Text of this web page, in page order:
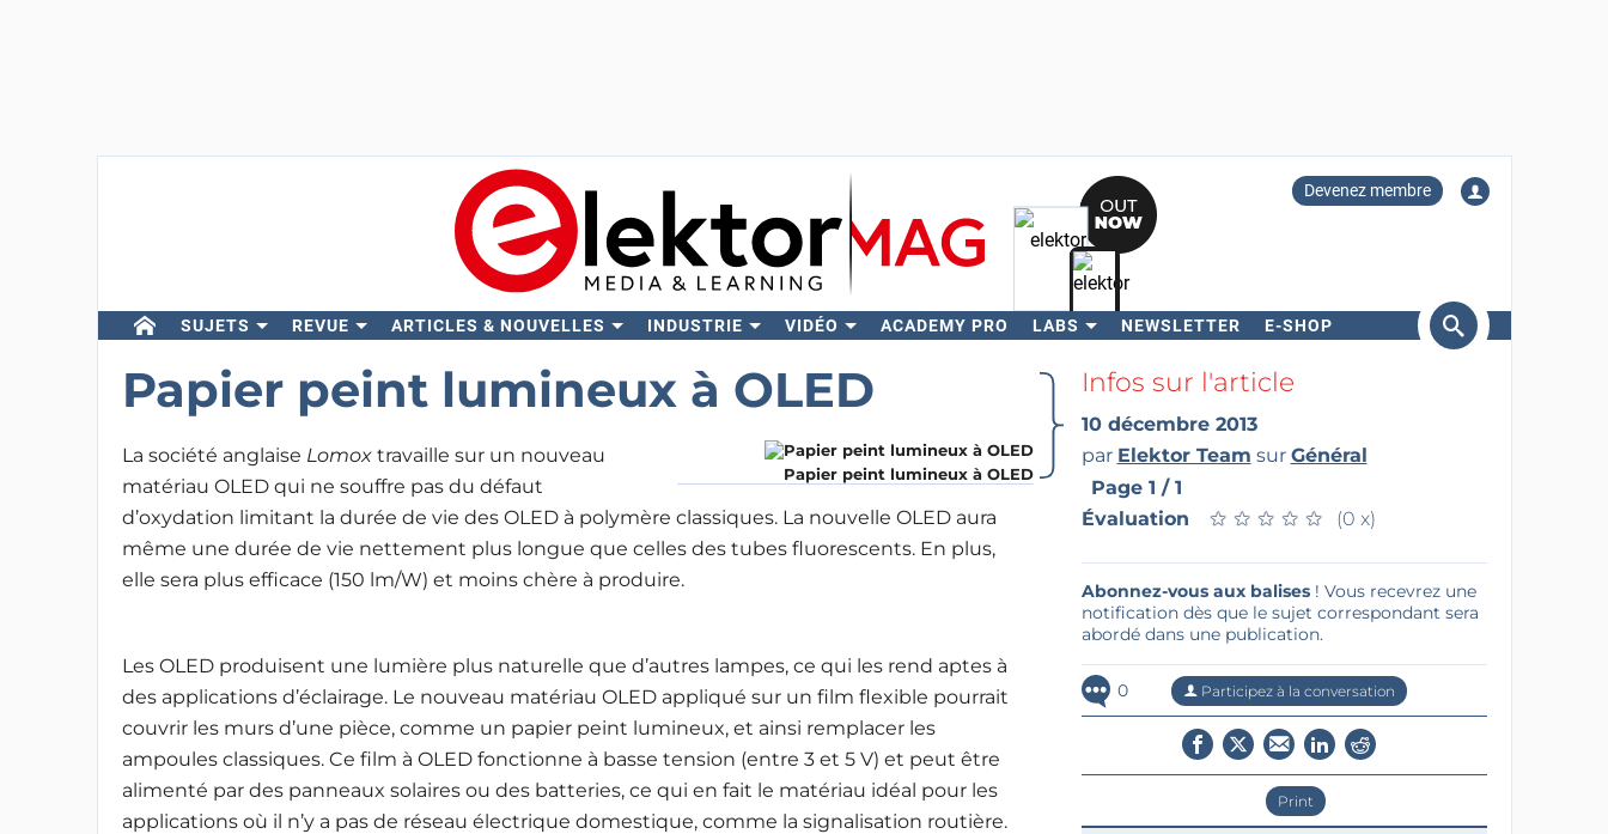
Devenez membre
SUJETS REVUE ARTICLES & NOUVELLES INDUSTRIE VIDÉO ACADEMY PRO LABS NEWSLETTER E-SHOP
Rechercher
Papier peint lumineux à OLED
Papier peint lumineux à OLED
La société anglaise Lomox travaille sur un nouveau
matériau OLED qui ne souffre pas du défaut
d’oxydation limitant la durée de vie des OLED à polymère classiques. La nouvelle OLED aura
même une durée de vie nettement plus longue que celles des tubes fluorescents. En plus,
elle sera plus efficace (150 lm/W) et moins chère à produire.
Les OLED produisent une lumière plus naturelle que d’autres lampes, ce qui les rend aptes à
des applications d’éclairage. Le nouveau matériau OLED appliqué sur un film flexible pourrait
couvrir les murs d’une pièce, comme un papier peint lumineux, et ainsi remplacer les
ampoules classiques. Ce film à OLED fonctionne à basse tension (entre 3 et 5 V) et peut être
alimenté par des panneaux solaires ou des batteries, ce qui en fait le matériau idéal pour les
applications où il n’y a pas de réseau électrique domestique, comme la signalisation routière.
Infos sur l'article
10 décembre 2013
par Elektor Team sur Général
Page 1 / 1
Évaluation
★ ★ ★ ★ ★
★ ★ ★ ★ ★ (0 x)
Abonnez-vous aux balises! Vous recevrez une
notification dès que le sujet correspondant sera
abordé dans une publication.
0 Participez à la conversation
Print